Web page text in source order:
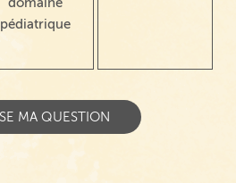
pédiatrique